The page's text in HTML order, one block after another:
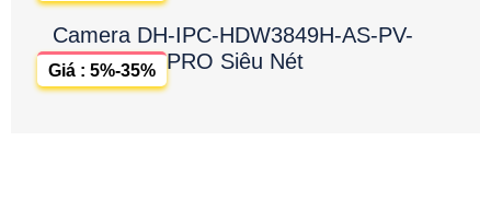
Camera DH-IPC-HDW3849H-AS-PV-
PRO Siêu Nét
Giá : 5%-35%